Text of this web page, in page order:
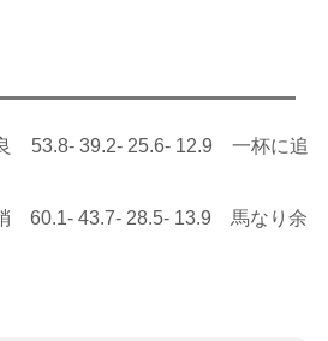
53.8- 39.2- 25.6- 12.9 一杯に追
60.1- 43.7- 28.5- 13.9 馬なり余